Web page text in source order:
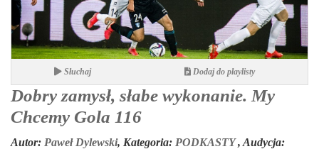
Słuchaj Dodaj do playlisty
Dobry zamysł, słabe wykonanie. My
Chcemy Gola 116
Autor: Paweł Dylewski, Kategoria: PODKASTY, Audycja: